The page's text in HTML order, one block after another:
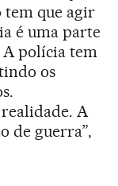
tem que agir
é uma parte
A polícia tem
os
realidade. A
de guerra”,